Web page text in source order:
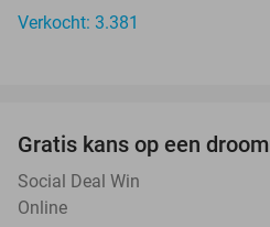
Verkocht: 3.381
Gratis kans op een
Social Deal Win
Online